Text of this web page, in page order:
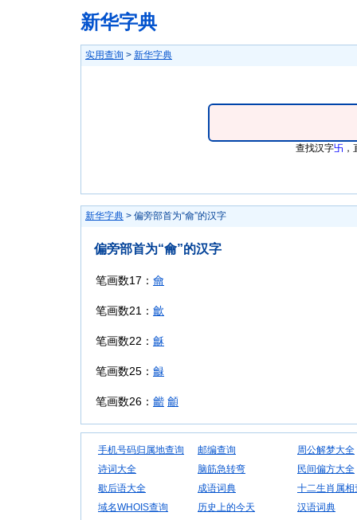
新华字典
实用查询 > 新华字典
查找汉字卐
新华字典 > 偏旁部首为“龠”的汉字
偏旁部首为“龠”的汉字
笔画数17： 龠
笔画数21： 龡
笔画数22： 龢
笔画数25： 龣
笔画数26： 龤 龥
手机号码归属地查询 邮编查询
周公解梦大全
诗词大全
脑筋急转弯
民间偏方大全
歇后语大全
成语词典
十二生肖属相
域名WHOIS查询
历史上的今天
汉语词典